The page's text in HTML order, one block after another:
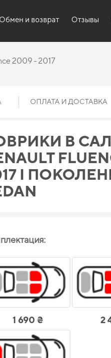
Обмен и возврат Отзывы
2009 - 2017
ОПЛАТА И ДОСТАВКА
В
I
1 690 ₴ 2